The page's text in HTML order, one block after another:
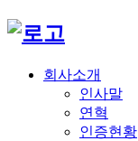
회사소개
인사말
연혁
인증현황